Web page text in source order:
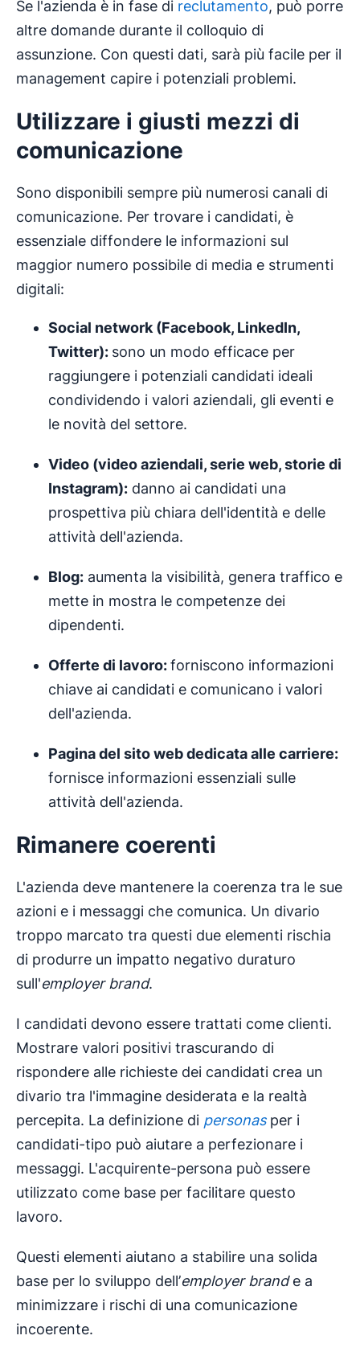
Se l'azienda è in fase di reclutamento, può porre
altre domande durante il colloquio di
assunzione. Con questi dati, sarà più facile per il
management capire i potenziali problemi.
Utilizzare i giusti mezzi di
comunicazione
Sono disponibili sempre più numerosi canali di
comunicazione. Per trovare i candidati, è
essenziale diffondere le informazioni sul
maggior numero possibile di media e strumenti
digitali:
Social network (Facebook, LinkedIn,
Twitter): sono un modo efficace per
raggiungere i potenziali candidati ideali
condividendo i valori aziendali, gli eventi e
le novità del settore.
Video (video aziendali, serie web, storie di
Instagram): danno ai candidati una
prospettiva più chiara dell'identità e delle
attività dell'azienda.
Blog: aumenta la visibilità, genera traffico e
mette in mostra le competenze dei
dipendenti.
Offerte di lavoro:forniscono informazioni
chiave ai candidati e comunicano i valori
dell'azienda.
Pagina del sito web dedicata alle carriere:
fornisce informazioni essenziali sulle
attività dell'azienda.
Rimanere coerenti
L'azienda deve mantenere la coerenza tra le sue
azioni e i messaggi che comunica. Un divario
troppo marcato tra questi due elementi rischia
di produrre un impatto negativo duraturo
sull'employer brand.
I candidati devono essere trattati come clienti.
Mostrare valori positivi trascurando di
rispondere alle richieste dei candidati crea un
divario tra l'immagine desiderata e la realtà
percepita. La definizione di personasper i
candidati-tipo può aiutare a perfezionare i
messaggi. L'acquirente-persona può essere
utilizzato come base per facilitare questo
lavoro.
Questi elementi aiutano a stabilire una solida
base per lo sviluppo dell’employer brande a
minimizzare i rischi di una comunicazione
incoerente.